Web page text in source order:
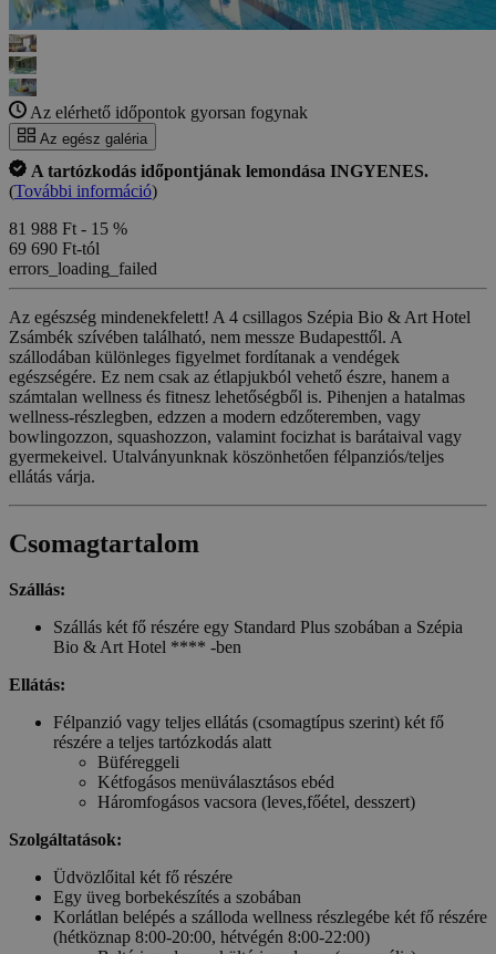
Az elérhető időpontok gyorsan fogynak
Az egész galéria
A tartózkodás időpontjának lemondása INGYENES.
(További információ)
81 988 Ft - 15 %
69 690 Ft-tól
errors_loading_failed
Az egészség mindenekfelett! A 4 csillagos Szépia Bio & Art Hotel
Zsámbék szívében található, nem messze Budapesttől. A
szállodában különleges figyelmet fordítanak a vendégek
egészségére. Ez nem csak az étlapjukból vehető észre, hanem a
számtalan wellness és fitnesz lehetőségből is. Pihenjen a hatalmas
wellness-részlegben, edzzen a modern edzőteremben, vagy
bowlingozzon, squashozzon, valamint focizhat is barátaival vagy
gyermekeivel. Utalványunknak köszönhetően félpanziós/teljes
ellátás várja.
Csomagtartalom
Szállás:
Szállás két fő részére egy Standard Plus szobában a Szépia
Bio & Art Hotel **** -ben
Ellátás:
Félpanzió vagy teljes ellátás (csomagtípus szerint) két fő
részére a teljes tartózkodás alatt
Büféreggeli
Kétfogásos menüválasztásos ebéd
Háromfogásos vacsora (leves,főétel, desszert)
Szolgáltatások:
Üdvözlőital két fő részére
Egy üveg borbekészítés a szobában
Korlátlan belépés a szálloda wellness részlegébe két fő részére
(hétköznap 8:00-20:00, hétvégén 8:00-22:00)